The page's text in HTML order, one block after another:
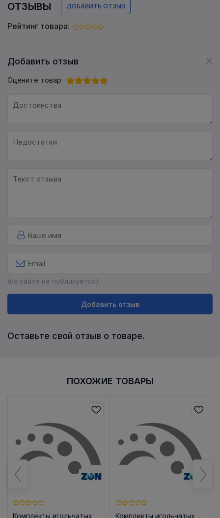
ОТЗЫВЫ ДОБАВИТЬ ОТЗЫВ
Рейтинг товара:
Добавить отзыв
Оцените товар
(на сайте не публикуется)
Добавить отзыв
Оставьте свой отзыв о товаре.
ПОХОЖИЕ ТОВАРЫ
Комплекты игольчатых
Комплекты игольчатых